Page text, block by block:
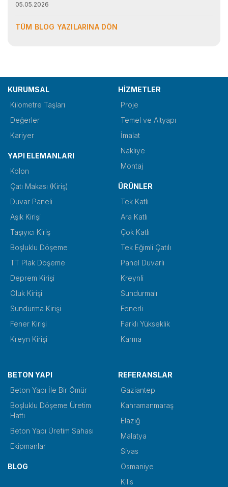
05.05.2026
TÜM BLOG YAZILARINA DÖN
KURUMSAL
Kilometre Taşları
Değerler
Kariyer
YAPI ELEMANLARI
Kolon
Çatı Makası (Kiriş)
Duvar Paneli
Aşık Kirişi
Taşıyıcı Kiriş
Boşluklu Döşeme
TT Plak Döşeme
Deprem Kirişi
Oluk Kirişi
Sundurma Kirişi
Fener Kirişi
Kreyn Kirişi
HİZMETLER
Proje
Temel ve Altyapı
İmalat
Nakliye
Montaj
ÜRÜNLER
Tek Katlı
Ara Katlı
Çok Katlı
Tek Eğimli Çatılı
Panel Duvarlı
Kreynli
Sundurmalı
Fenerli
Farklı Yükseklik
Karma
BETON YAPI
Beton Yapı İle Bir Ömür
Boşluklu Döşeme Üretim
Hattı
Beton Yapı Üretim Sahası
Ekipmanlar
BLOG
REFERANSLAR
Gaziantep
Kahramanmaraş
Elazığ
Malatya
Sivas
Osmaniye
Kilis